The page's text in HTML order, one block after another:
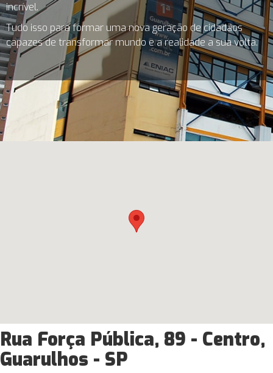
incrível.
Tudo isso para formar uma nova geração de cidadãos
capazes de transformar mundo e a realidade a sua volta.
Rua Força Pública, 89 - Centro,
Guarulhos - SP